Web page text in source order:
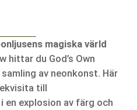
magiska värld
hittar du God’s Own
av neonkonst. Här
till
en explosion av färg och